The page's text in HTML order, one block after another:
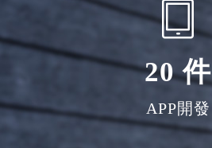
20件
APP開發